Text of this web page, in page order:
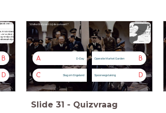
B
D
Welke titel past bij deze kaart?
A D-Day B
Operatie Market Garden
C Slag om Engeland D
Spoorwegstaking
Slide 31 - Quizvraag